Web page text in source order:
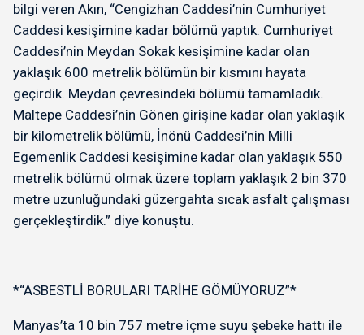
bilgi veren Akın, “Cengizhan Caddesi’nin Cumhuriyet
Caddesi kesişimine kadar bölümü yaptık. Cumhuriyet
Caddesi’nin Meydan Sokak kesişimine kadar olan
yaklaşık 600 metrelik bölümün bir kısmını hayata
geçirdik. Meydan çevresindeki bölümü tamamladık.
Maltepe Caddesi’nin Gönen girişine kadar olan yaklaşık
bir kilometrelik bölümü, İnönü Caddesi’nin Milli
Egemenlik Caddesi kesişimine kadar olan yaklaşık 550
metrelik bölümü olmak üzere toplam yaklaşık 2 bin 370
metre uzunluğundaki güzergahta sıcak asfalt çalışması
gerçekleştirdik.” diye konuştu.
*“ASBESTLİ BORULARI TARİHE GÖMÜYORUZ”*
Manyas’ta 10 bin 757 metre içme suyu şebeke hattı ile